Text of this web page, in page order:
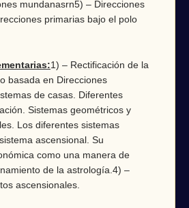
mundanasrn5) – Direcciones
primarias bajo el polo
1) – Rectificación de la
basada en Direcciones
de casas. Diferentes
Sistemas geométricos y
Los diferentes sistemas
ascensional. Su
como una manera de
de la astrología.4) –
ascensionales.